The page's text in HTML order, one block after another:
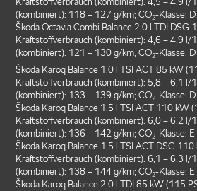
(kombiniert): 118 – 127 g/km; CO2-Klasse: D
Škoda Octavia Combi Balance 2,0 l TDI DSG
Kraftstoffverbrauch (kombiniert): 4,6 – 4,9 l/
(kombiniert): 121 – 130 g/km; CO2-Klasse: D
Škoda Karoq Balance 1,0 l TSI ACT 85 kW
Kraftstoffverbrauch (kombiniert): 5,8 – 6,1 l/
(kombiniert): 133 – 139 g/km; CO2-Klasse: D
Škoda Karoq Balance 1,5 l TSI ACT 110 kW
Kraftstoffverbrauch (kombiniert): 6,0 – 6,2 l/
(kombiniert): 136 – 142 g/km; CO2-Klasse: E
Škoda Karoq Balance 1,5 l TSI ACT DSG
Kraftstoffverbrauch (kombiniert): 6,1 – 6,3 l/
(kombiniert): 138 – 144 g/km; CO2-Klasse: E
Škoda Karoq Balance 2,0 l TDI 85 kW (115